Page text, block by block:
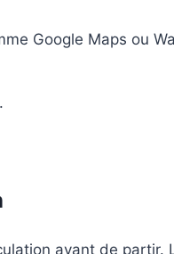
Google Maps ou
avant de partir.